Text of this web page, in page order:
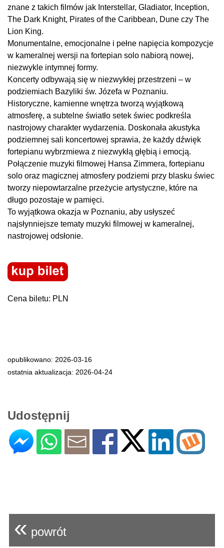
znane z takich filmów jak Interstellar, Gladiator, Inception,
The Dark Knight, Pirates of the Caribbean, Dune czy The
Lion King.
Monumentalne, emocjonalne i pełne napięcia kompozycje
w kameralnej wersji na fortepian solo nabiorą nowej,
niezwykle intymnej formy.
Koncerty odbywają się w niezwykłej przestrzeni – w
podziemiach Bazyliki św. Józefa w Poznaniu.
Historyczne, kamienne wnętrza tworzą wyjątkową
atmosferę, a subtelne światło setek świec podkreśla
nastrojowy charakter wydarzenia. Doskonała akustyka
podziemnej sali koncertowej sprawia, że każdy dźwięk
fortepianu wybrzmiewa z niezwykłą głębią i emocją.
Połączenie muzyki filmowej Hansa Zimmera, fortepianu
solo oraz magicznej atmosfery podziemi przy blasku świec
tworzy niepowtarzalne przeżycie artystyczne, które na
długo pozostaje w pamięci.
To wyjątkowa okazja w Poznaniu, aby usłyszeć
najsłynniejsze tematy muzyki filmowej w kameralnej,
nastrojowej odsłonie.
Cena biletu: PLN
opublikowano: 2026-03-16
ostatnia aktualizacja: 2026-04-24
Udostępnij
« powrót